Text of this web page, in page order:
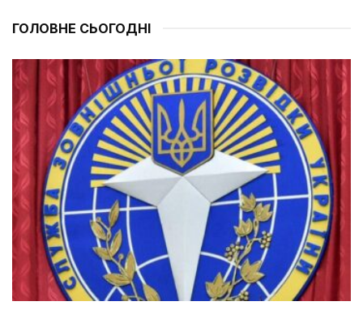
ГОЛОВНЕ СЬОГОДНІ